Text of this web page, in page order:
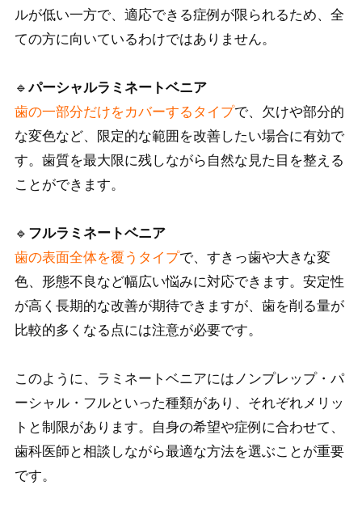
ルが低い一方で、適応できる症例が限られるため、全
ての方に向いているわけではありません。
🔹パーシャルラミネートベニア
歯の一部分だけをカバーするタイプで、欠けや部分的
な変色など、限定的な範囲を改善したい場合に有効で
す。歯質を最大限に残しながら自然な見た目を整える
ことができます。
🔹 フルラミネートベニア
歯の表面全体を覆うタイプで、すきっ歯や大きな変
色、形態不良など幅広い悩みに対応できます。安定性
が高く長期的な改善が期待できますが、歯を削る量が
比較的多くなる点には注意が必要です。
このように、ラミネートベニアにはノンプレップ・パ
ーシャル・フルといった種類があり、それぞれメリッ
トと制限があります。自身の希望や症例に合わせて、
歯科医師と相談しながら最適な方法を選ぶことが重要
です。